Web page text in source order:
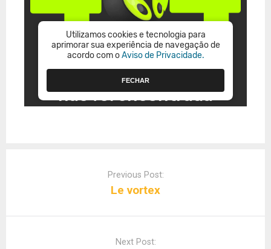
Previous Post:
Le vortex
Next Post: